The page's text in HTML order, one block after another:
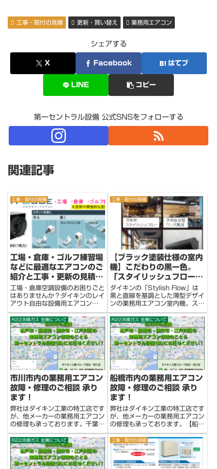
工事・取付の見積 更新・買い替え 業務用エアコン
シェアする
X Facebook はてブ
LINE コピー
第一セントラル設備 公式SNSをフォローする
関連記事
工事・取付の見積
工場・倉庫・ゴルフ練習場
などに最適なエアコンのご
紹介と工事・更新の見積し
ます！
工場・倉庫空調設備のお困りごと
はありませんか？ダイキンのレイ
アウト自由な設備用エアコン
「MULTI CUBE」は、いままで
の設備用エアコンで実現できなか
った、ダクト工事が不要な自由度
の高いレイアウトに対応した、新
しい形の空調設備のご提案です...
工事・取付の見積
【ブラック塗装仕様の室内
機】こだわりの黒ー色。
「スタイリッシュフロー」
の工事・更新の見積しま
す！
ダイキンの「Stylish Flow」は
黒と直線を基調とした薄型デザイ
ンの業務用エアコン室内機。スポ
ーツジム、神社・仏閣などさまざ
まな場所で採用頂いています！ブ
ラックシリーズ・スタイリッシュ
フローの室内機（イメージ）①業
務用エアコン室内機を...
R22冷媒ガス 全廃について
市川市内の業務用エアコン
故障・修理のご相談 承り
ます！
弊社はダイキン工業の特工店です
が、他メーカーの業務用エアコン
の修理も承っております。千葉県
市川市に本社のある第一セントラ
ル設備にお気軽にお問い合わせく
ださい。（修理箇所確認のための
初回訪問時に出張費が発生しま
す。予めご了承ください。）【
R22冷媒ガス 全廃について
船橋市内の業務用エアコン
故障・修理のご相談 承り
ます！
弊社はダイキン工業の特工店です
が、他メーカーの業務用エアコン
の修理も承っております。【船橋
市のお隣】市川市に本社のある第
一セントラル設備にお気軽にお問
い合わせください。（修理箇所確
認のための初回訪問時に出張費が
発生します。予めご了承くださ
R22冷媒ガス 全廃について 工事・取付の見積